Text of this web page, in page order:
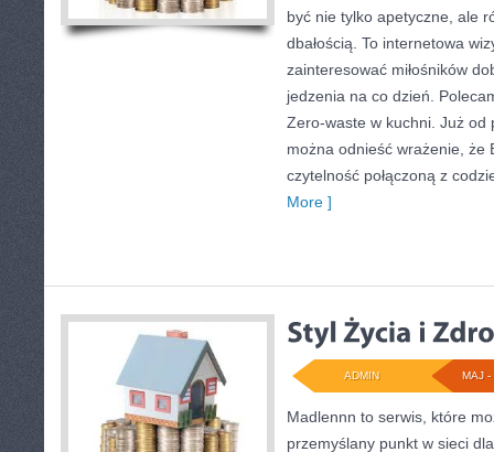
być nie tylko apetyczne, ale
dbałością. To internetowa
zainteresować miłośników
jedzenia na co dzień.
Zero-waste w kuchni. Już od
można odnieść wrażenie, że
czytelność połączoną z
More ]
MAJ -
ADMIN
Madlennn to serwis, które
przemyślany punkt w sieci